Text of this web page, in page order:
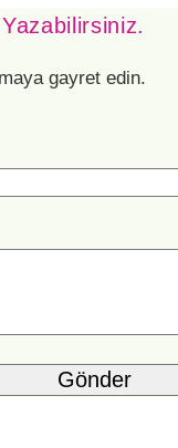
gayret edin.